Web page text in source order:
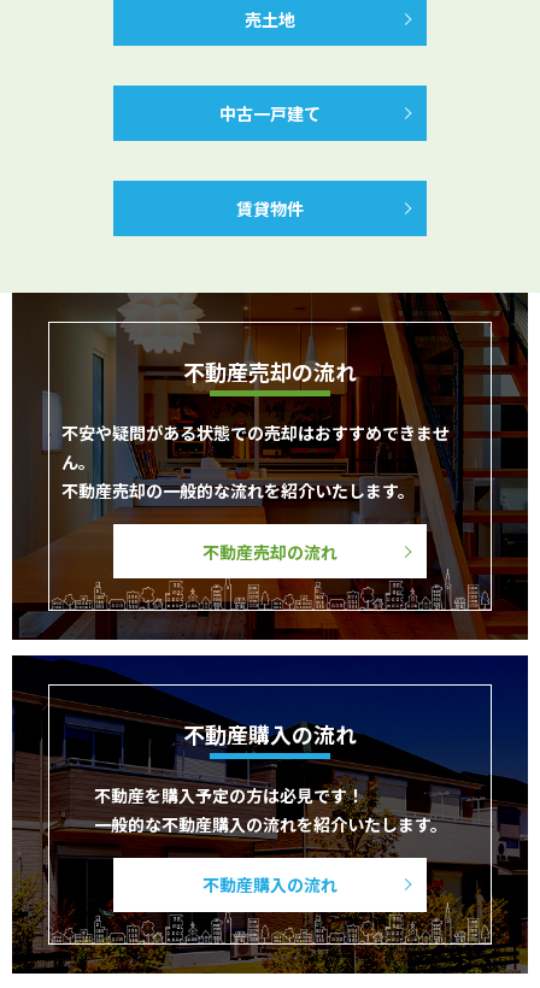
売土地
中古一戸建て
賃貸物件
不動産売却の流れ
不安や疑問がある状態での売却はおすすめできませ
ん。
不動産売却の一般的な流れを紹介いたします。
不動産売却の流れ
不動産購入の流れ
不動産を購入予定の方は必見です！
一般的な不動産購入の流れを紹介いたします。
不動産購入の流れ